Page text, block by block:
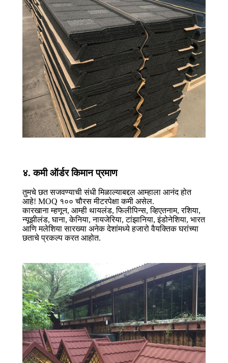
४. कमी ऑर्डर किमान प्रमाण
तुमचे छत सजवण्याची संधी मिळाल्याबद्दल आम्हाला आनंद होत
आहे! MOQ १०० चौरस मीटरपेक्षा कमी असेल.
कारखाना म्हणून, आम्ही थायलंड, फिलीपिन्स, व्हिएतनाम, रशिया,
न्यूझीलंड, घाना, केनिया, नायजेरिया, टांझानिया, इंडोनेशिया, भारत
आणि मलेशिया सारख्या अनेक देशांमध्ये हजारो वैयक्तिक घरांच्या
छताचे प्रकल्प करत आहोत.